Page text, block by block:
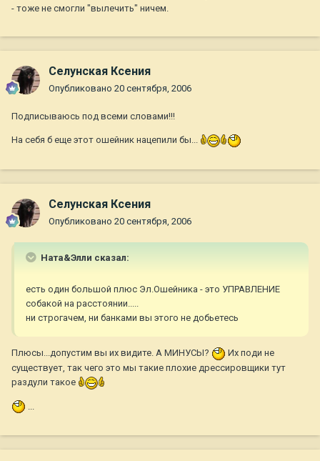
- тоже не смогли "вылечить" ничем.
Селунская Ксения
Опубликовано 20 сентября, 2006
Подписываюсь под всеми словами!!!
На себя б еще этот ошейник нацепили бы...
Селунская Ксения
Опубликовано 20 сентября, 2006
Ната&Элли сказал:
есть один большой плюс Эл.Ошейника - это УПРАВЛЕНИЕ
собакой на расстоянии.....
ни строгачем, ни банками вы этого не добьетесь
Плюсы...допустим вы их видите. А МИНУСЫ?
Их поди не
существует, так чего это мы такие плохие дрессировщики тут
раздули такое